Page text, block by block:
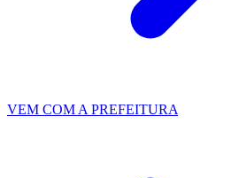
VEM COM A PREFEITURA